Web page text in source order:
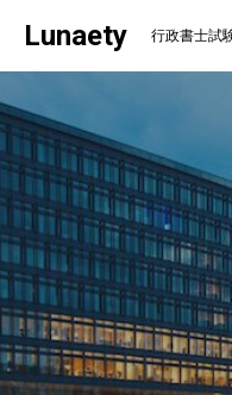
Lunaety 行政書士試